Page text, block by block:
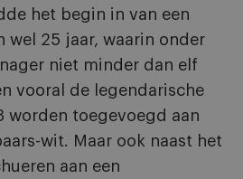
het begin in van een
wel 25 jaar, waarin onder
niet minder dan elf
vooral de legendarische
worden toegevoegd aan
wit. Maar ook naast het
aan een